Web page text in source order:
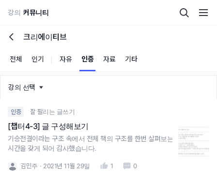
강의 커뮤니티
크리에이티브
전체 인기 자유 인증 자료 기타
강의 선택
인증 잘 팔리는 글쓰기
[챕터4-3] 글 구성해보기
기승전결이라는 구조 속에서 전체 책의 구조를 한번 살펴보는
시간을 갖게 되어 감사했습니다.
김민주 2021년 11월 29일 1 0